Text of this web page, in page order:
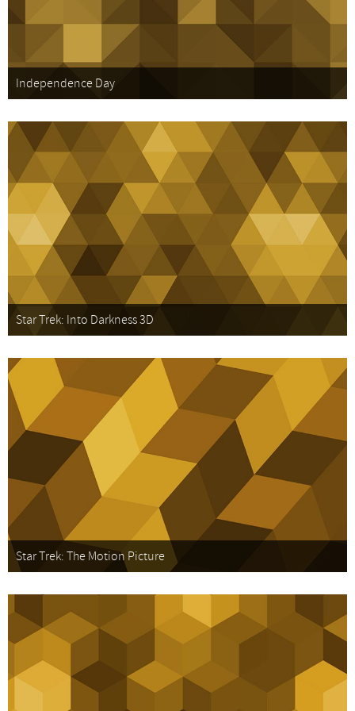
Independence Day
Star Trek: Into Darkness 3D
Star Trek: The Motion Picture